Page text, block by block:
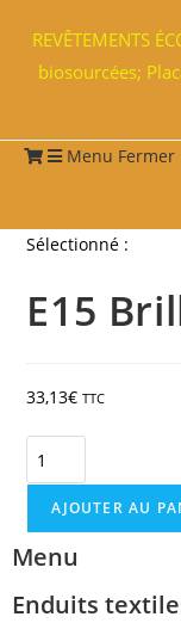
REVÊTEMENTS
biosourcées;
Menu Fermer
Sélectionné :
E15
33,13€ TTC
AJOUTER AU
Menu
Enduits